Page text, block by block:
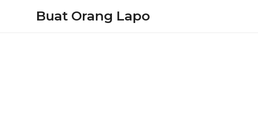
Buat Orang Lapo